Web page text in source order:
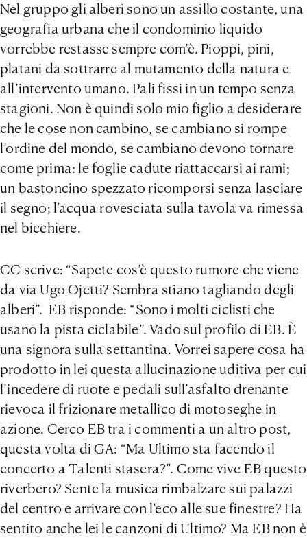
Nel gruppo gli alberi sono un assillo costante, una
geografia urbana che il condominio liquido
vorrebbe restasse sempre com’è. Pioppi, pini,
platani da sottrarre al mutamento della natura e
all’intervento umano. Pali fissi in un tempo senza
stagioni. Non è quindi solo mio figlio a desiderare
che le cose non cambino, se cambiano si rompe
l’ordine del mondo, se cambiano devono tornare
come prima: le foglie cadute riattaccarsi ai rami;
un bastoncino spezzato ricomporsi senza lasciare
il segno; l’acqua rovesciata sulla tavola va rimessa
nel bicchiere.
CC scrive: “Sapete cos’è questo rumore che viene
da via Ugo Ojetti? Sembra stiano tagliando degli
alberi”. EB risponde: “Sono i molti ciclisti che
usano la pista ciclabile”. Vado sul profilo di EB. È
una signora sulla settantina. Vorrei sapere cosa ha
prodotto in lei questa allucinazione uditiva per cui
l’incedere di ruote e pedali sull’asfalto drenante
rievoca il frizionare metallico di motoseghe in
azione. Cerco EB tra i commenti a un altro post,
questa volta di GA: “Ma Ultimo sta facendo il
concerto a Talenti stasera?”. Come vive EB questo
riverbero? Sente la musica rimbalzare sui palazzi
del centro e arrivare con l’eco alle sue finestre? Ha
sentito anche lei le canzoni di Ultimo? Ma EB non è